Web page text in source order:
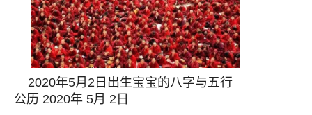
2020年5月2日出生宝宝的八字与五行
公历 2020年 5月 2日